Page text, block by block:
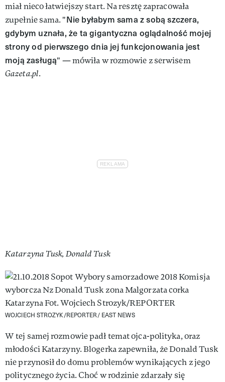
miał nieco łatwiejszy start. Na resztę zapracowała
zupełnie sama. "Nie byłabym sama z sobą szczera,
gdybym uznała, że ta gigantyczna oglądalność mojej
strony od pierwszego dnia jej funkcjonowania jest
moją zasługą" — mówiła w rozmowie z serwisem
Gazeta.pl.
Katarzyna Tusk, Donald Tusk
WOJCIECH STROZYK/REPORTER/ EAST NEWS
W tej samej rozmowie padł temat ojca-polityka, oraz
młodości Katarzyny. Blogerka zapewniła, że Donald Tusk
nie przynosił do domu problemów wynikających z jego
politycznego życia. Choć w rodzinie zdarzały się